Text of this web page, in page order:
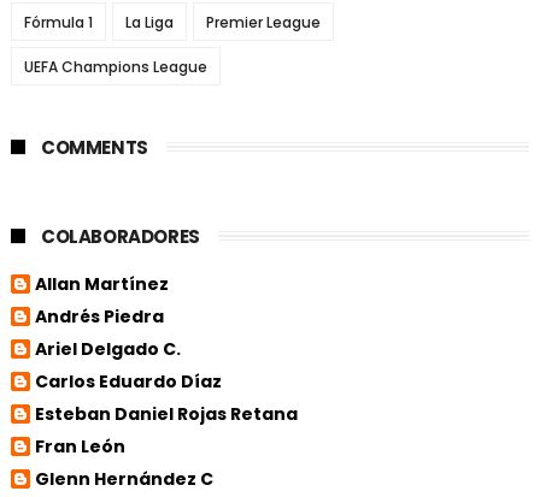
Fórmula 1 La Liga Premier League
UEFA Champions League
COMMENTS
COLABORADORES
Allan Martínez
Andrés Piedra
Ariel Delgado C.
Carlos Eduardo Díaz
Esteban Daniel Rojas Retana
Fran León
Glenn Hernández C